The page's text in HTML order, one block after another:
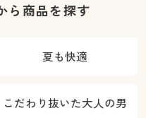
ら商品を探す
夏も快適
こだわり抜いた大人の男